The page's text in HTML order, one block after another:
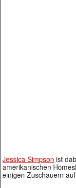
Jessica Simpson ist
amerikanischen
einigen Zuschauern